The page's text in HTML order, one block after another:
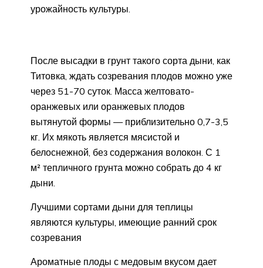
урожайность культуры.
После высадки в грунт такого сорта дыни, как
Титовка, ждать созревания плодов можно уже
через 51-70 суток. Масса желтовато-
оранжевых или оранжевых плодов
вытянутой формы — приблизительно 0,7-3,5
кг. Их мякоть является мясистой и
белоснежной, без содержания волокон. С 1
м² тепличного грунта можно собрать до 4 кг
дыни.
Лучшими сортами дыни для теплицы
являются культуры, имеющие ранний срок
созревания
Ароматные плоды с медовым вкусом дает